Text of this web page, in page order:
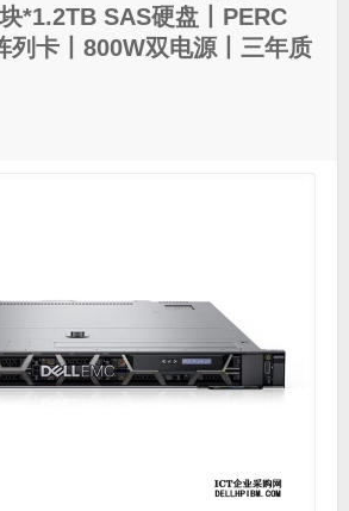
*1.2TB SAS硬盘丨PERC
列卡丨800W双电源丨三年质